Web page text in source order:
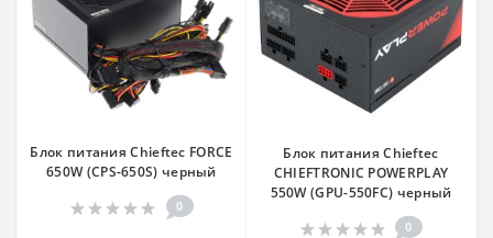
Блок питания Chieftec FORCE
650W (CPS-650S) черный
0
Блок питания Chieftec
CHIEFTRONIC POWERPLAY
550W (GPU-550FC) черный
0